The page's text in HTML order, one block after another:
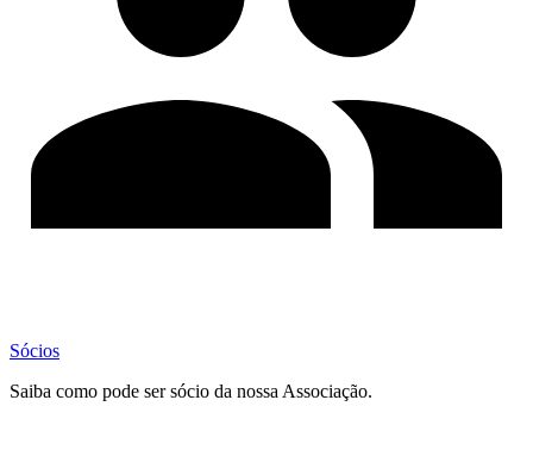
Sócios
Saiba como pode ser sócio da nossa Associação.